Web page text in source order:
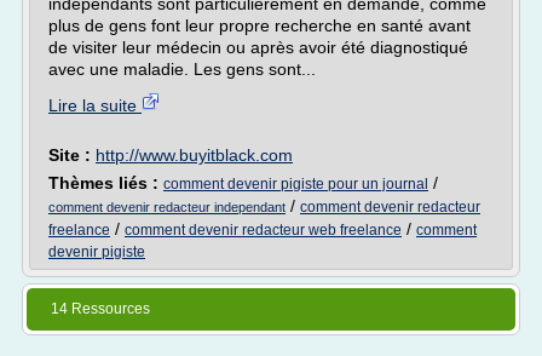
plus de gens font leur propre recherche en santé avant
de visiter leur médecin ou après avoir été diagnostiqué
avec une maladie. Les gens sont...
Lire la suite
Site : http://www.buyitblack.com
Thèmes liés : comment devenir pigiste pour un journal /
comment devenir redacteur independant / comment devenir redacteur
freelance / comment devenir redacteur web freelance / comment
devenir pigiste
14 Ressources